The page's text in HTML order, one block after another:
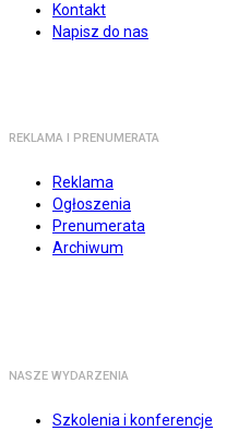
Kontakt
Napisz do nas
REKLAMA I PRENUMERATA
Reklama
Ogłoszenia
Prenumerata
Archiwum
NASZE WYDARZENIA
Szkolenia i konferencje